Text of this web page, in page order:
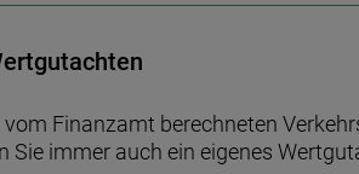
vom Finanzamt be­rech­neten
Sie immer auch ein eigenes